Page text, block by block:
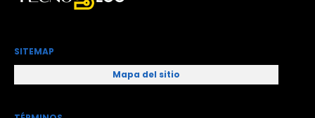
SITEMAP
Mapa del sitio